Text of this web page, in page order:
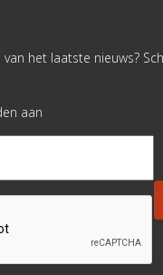
het laatste nieuws?
aan